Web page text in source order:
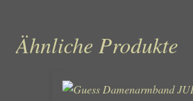
Ähnliche Produkte